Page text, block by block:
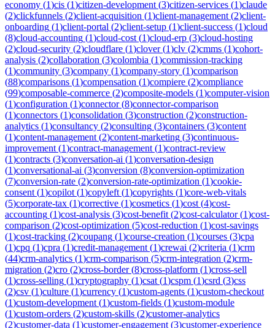
economy (1)cis (1)citizen-development (3)citizen-services (1)claude
(2)clickfunnels (2)client-acquisition (1)client-management (2)client-
onboarding (1)client-portal (2)client-setup (1)client-success (1)cloud
(8)cloud-accounting (1)cloud-cost (1)cloud-erp (3)cloud-hosting
(2)cloud-security (2)cloudflare (1)clover(1)clv (2)cmms (1)cohort-
analysis (2)collaboration (3)colombia (1)commission-tracking
(1)community (3)company (1)company-story (1)comparison
(88)comparisons (1)compensation (1)compiere (2)compliance
(99)composable-commerce (2)composite-models (1)computer-vision
(1)configuration (1)connector(8)connector-comparison
(1)connectors (1)consolidation (3)construction (2)construction-
analytics (1)consultancy (2)consulting (3)containers (3)content
(1)content-management (2)content-marketing (3)continuous-
improvement (1)contract-management (1)contract-review
(1)contracts (3)conversation-ai (1)conversation-design
(1)conversational-ai (3)conversion (8)conversion-optimization
(7)conversion-rate (2)conversion-rate-optimization (1)cookie-
consent (1)copilot (1)copyleft (1)copyrights (1)core-web-vitals
(5)corporate-tax (1)corrective (1)cosmetics (1)cost (4)cost-
accounting (1)cost-analysis (3)cost-benefit (2)cost-calculator(1)cost-
comparison (2)cost-optimization (5)cost-reduction (1)cost-savings
(1)cost-tracking (2)coupang (1)course-creation (1)courses (3)cpa
(1)cpq (1)cpra (1)credit-management (1)crewai (2)criteria (1)crm
(44)crm-analytics (1)crm-comparison (5)crm-integration (2)crm-
migration (2)cro (2)cross-border(8)cross-platform (1)cross-sell
(1)cross-selling (1)cryptography (1)csat (1)cspm (1)csrd (3)css
(2)csv (1)culture (1)currency (1)custom-agents (1)custom-checkout
(1)custom-development (1)custom-fields (1)custom-module
(1)custom-orders (2)custom-skills (2)customer-analytics
(2)customer-data (1)customer-engagement (3)customer-experience